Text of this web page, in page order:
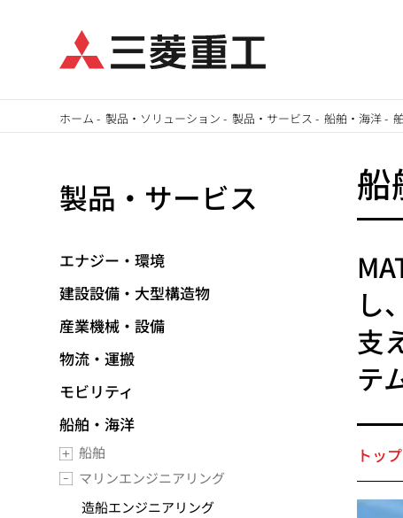
イ
ホーム -製品・ソリューション -製品・サービス -船舶・海洋-
船
し
支
テ
トップ
製品・サービス
エナジー・環境
建設設備・大型構造物
産業機械・設備
物流・運搬
モビリティ
船舶・海洋
船舶
マリンエンジニアリング
造船エンジニアリング